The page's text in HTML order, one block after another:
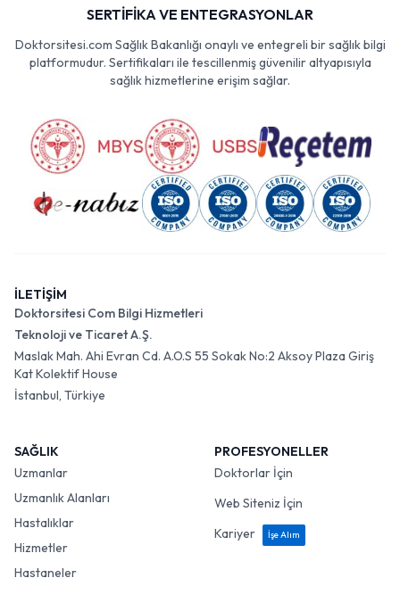
SERTİFİKA VE ENTEGRASYONLAR
Doktorsitesi.com Sağlık Bakanlığı onaylı ve entegreli bir sağlık bilgi
platformudur. Sertifikaları ile tescillenmiş güvenilir altyapısıyla
sağlık hizmetlerine erişim sağlar.
İLETİŞİM
Doktorsitesi Com Bilgi Hizmetleri
Teknoloji ve Ticaret A.Ş.
Maslak Mah. Ahi Evran Cd. A.O.S 55 Sokak No:2 Aksoy Plaza Giriş
Kat Kolektif House
İstanbul, Türkiye
SAĞLIK
Uzmanlar
Uzmanlık Alanları
Hastalıklar
Hizmetler
Hastaneler
PROFESYONELLER
Doktorlar İçin
Web Siteniz İçin
Kariyer
İşe Alım